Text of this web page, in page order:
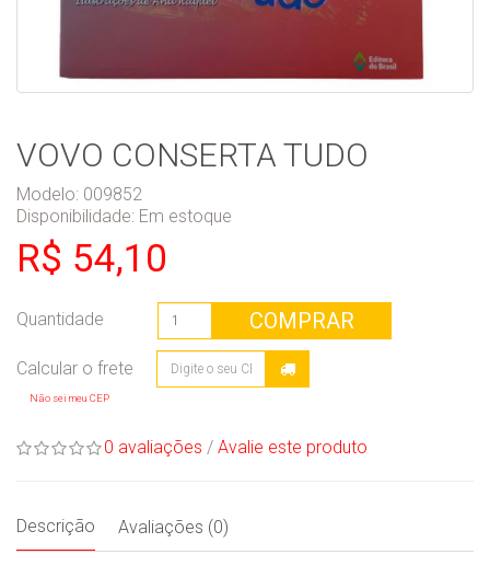
VOVO CONSERTA TUDO
Modelo: 009852
Disponibilidade: Em estoque
R$ 54,10
Quantidade COMPRAR
Não sei meu CEP
0 avaliações / Avalie este produto
Descrição Avaliações (0)